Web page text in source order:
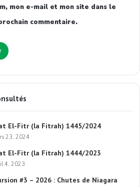
mon e-mail et mon site dans le
commentaire.
El-Fitr (la Fitrah) 1445/2024
23, 2024
El-Fitr (la Fitrah) 1444/2023
4, 2023
#3 – 2026 : Chutes de Niagara